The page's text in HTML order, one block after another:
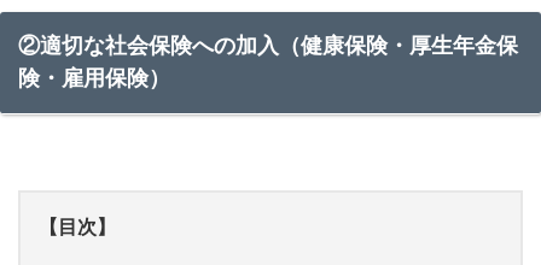
申請後～開業前
営業
行政書士試験
②適切な社会保険への加入（健康保険・厚生年金保
険・雇用保険）
【目次】